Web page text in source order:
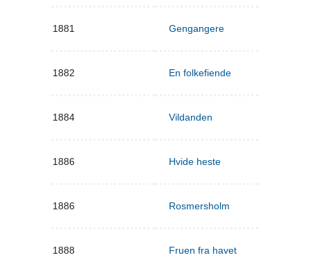
1881 Gengangere
1882 En folkefiende
1884 Vildanden
1886 Hvide heste
1886 Rosmersholm
1888 Fruen fra havet